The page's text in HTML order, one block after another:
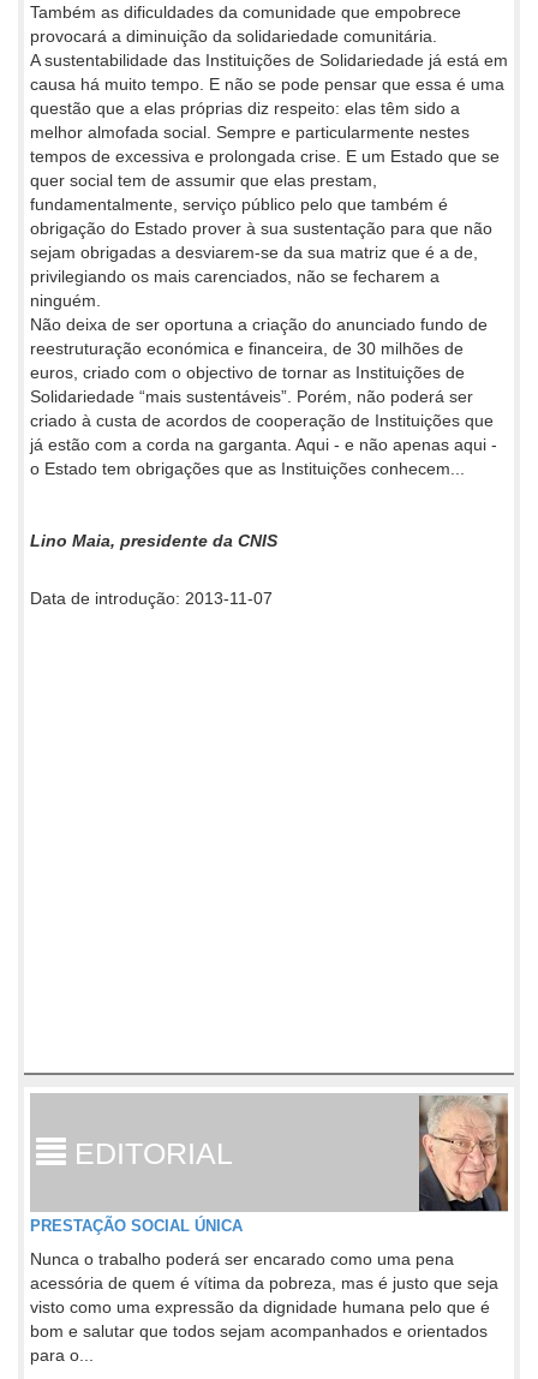
Também as dificuldades da comunidade que empobrece
provocará a diminuição da solidariedade comunitária.
A sustentabilidade das Instituições de Solidariedade já está em
causa há muito tempo. E não se pode pensar que essa é uma
questão que a elas próprias diz respeito: elas têm sido a
melhor almofada social. Sempre e particularmente nestes
tempos de excessiva e prolongada crise. E um Estado que se
quer social tem de assumir que elas prestam,
fundamentalmente, serviço público pelo que também é
obrigação do Estado prover à sua sustentação para que não
sejam obrigadas a desviarem-se da sua matriz que é a de,
privilegiando os mais carenciados, não se fecharem a
ninguém.
Não deixa de ser oportuna a criação do anunciado fundo de
reestruturação económica e financeira, de 30 milhões de
euros, criado com o objectivo de tornar as Instituições de
Solidariedade “mais sustentáveis”. Porém, não poderá ser
criado à custa de acordos de cooperação de Instituições que
já estão com a corda na garganta. Aqui - e não apenas aqui -
o Estado tem obrigações que as Instituições conhecem...
Lino Maia, presidente da CNIS
Data de introdução: 2013-11-07
EDITORIAL
PRESTAÇÃO SOCIAL ÚNICA
Nunca o trabalho poderá ser encarado como uma pena
acessória de quem é vítima da pobreza, mas é justo que seja
visto como uma expressão da dignidade humana pelo que é
bom e salutar que todos sejam acompanhados e orientados
para o...